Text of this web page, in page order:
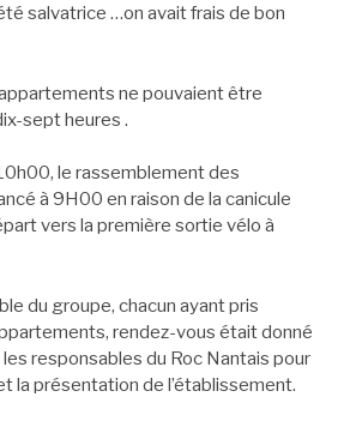
salvatrice …on avait frais de bon
ne pouvaient être
sept heures .
le rassemblement des
à 9H00 en raison de la canicule
vers la première sortie vélo à
du groupe, chacun ayant pris
rendez-vous était donné
responsables du Roc Nantais pour
la présentation de l’établissement.